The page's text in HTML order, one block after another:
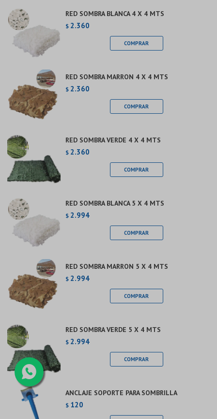
RED SOMBRA BLANCA 4 X 4 MTS
$ 2.360
RED SOMBRA MARRON 4 X 4 MTS
$ 2.360
RED SOMBRA VERDE 4 X 4 MTS
$ 2.360
RED SOMBRA BLANCA 5 X 4 MTS
$ 2.994
RED SOMBRA MARRON 5 X 4 MTS
$ 2.994
RED SOMBRA VERDE 5 X 4 MTS
$ 2.994
ANCLAJE SOPORTE PARA SOMBRILLA
$ 120